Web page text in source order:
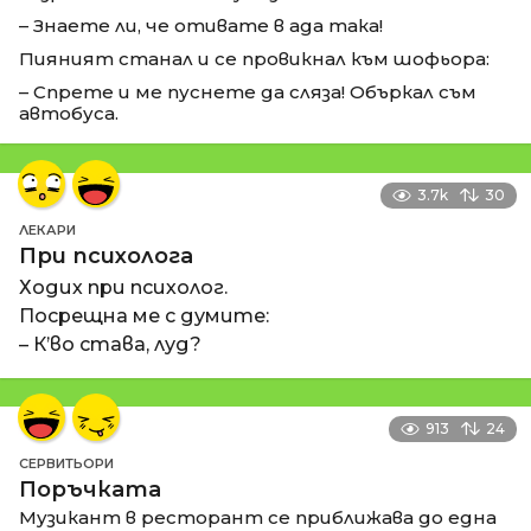
– Знаете ли, че отивате в ада така!
Пияният станал и се провикнал към шофьора:
– Спрете и ме пуснете да сляза! Объркал съм
автобуса.
3.7k 30
ЛЕКАРИ
При психолога
Ходих при психолог.
Посрещна ме с думите:
– К’во става, луд?
913 24
СЕРВИТЬОРИ
Поръчката
Музикант в ресторант се приближава до една